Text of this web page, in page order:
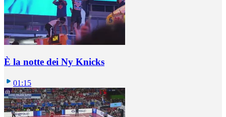
È la notte dei Ny Knicks
01:15